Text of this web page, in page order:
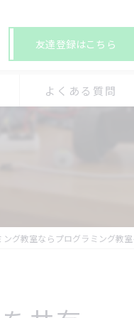
友達登録はこちら
よくある質問
グ教室ならプログラミング教